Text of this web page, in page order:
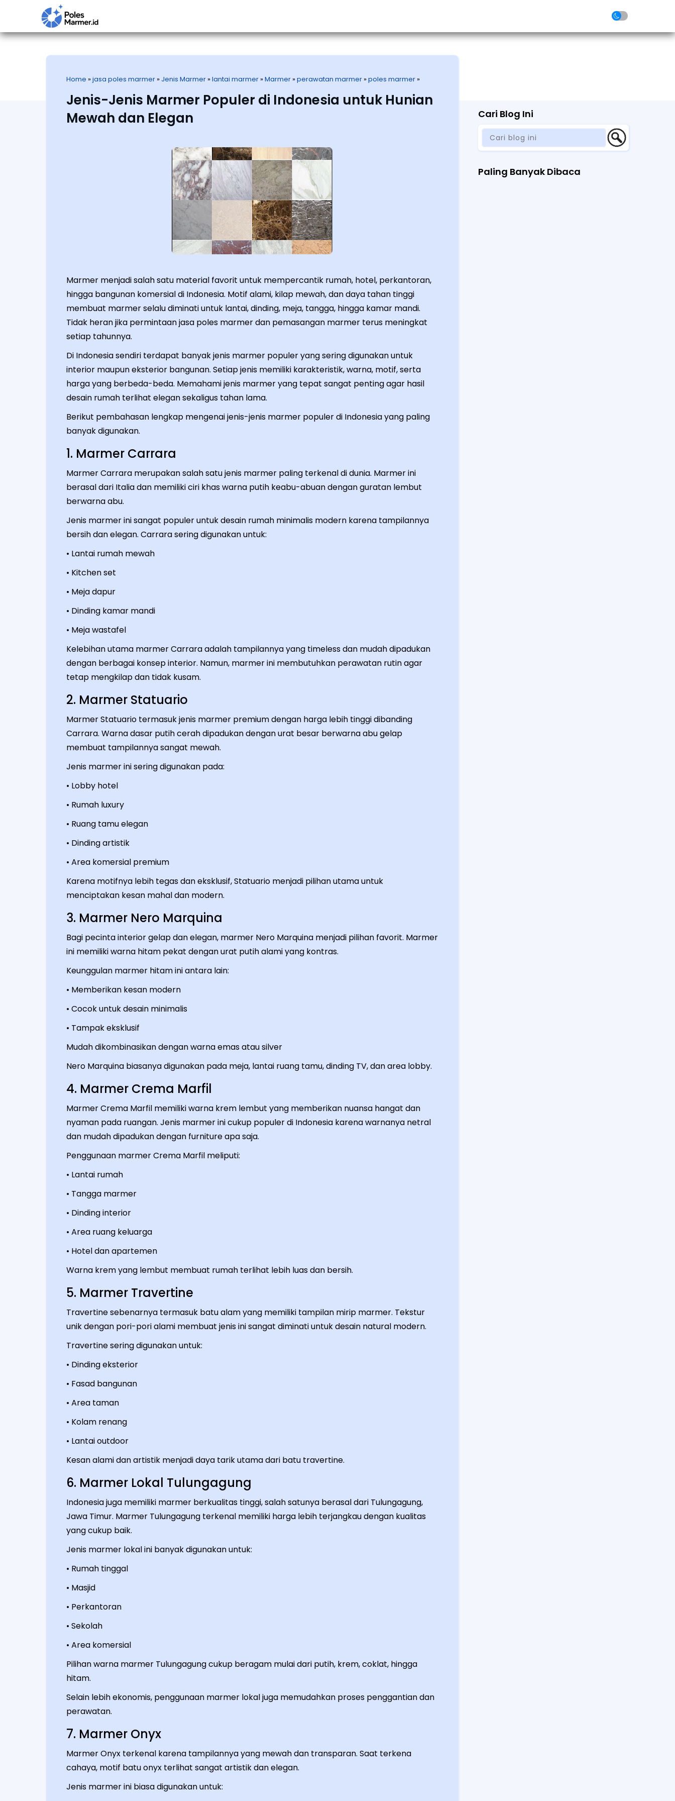
Home »jasa poles marmer » Jenis Marmer »lantai marmer »Marmer »perawatan marmer »poles marmer »
Jenis-Jenis Marmer Populer di Indonesia untuk Hunian
Mewah dan Elegan
Marmer menjadi salah satu material favorit untuk mempercantik rumah, hotel, perkantoran,
hingga bangunan komersial di Indonesia. Motif alami, kilap mewah, dan daya tahan tinggi
membuat marmer selalu diminati untuk lantai, dinding, meja, tangga, hingga kamar mandi.
Tidak heran jika permintaan jasa poles marmer dan pemasangan marmer terus meningkat
setiap tahunnya.
Di Indonesia sendiri terdapat banyak jenis marmer populer yang sering digunakan untuk
interior maupun eksterior bangunan. Setiap jenis memiliki karakteristik, warna, motif, serta
harga yang berbeda-beda. Memahami jenis marmer yang tepat sangat penting agar hasil
desain rumah terlihat elegan sekaligus tahan lama.
Berikut pembahasan lengkap mengenai jenis-jenis marmer populer di Indonesia yang paling
banyak digunakan.
1. Marmer Carrara
Marmer Carrara merupakan salah satu jenis marmer paling terkenal di dunia. Marmer ini
berasal dari Italia dan memiliki ciri khas warna putih keabu-abuan dengan guratan lembut
berwarna abu.
Jenis marmer ini sangat populer untuk desain rumah minimalis modern karena tampilannya
bersih dan elegan. Carrara sering digunakan untuk:
• Lantai rumah mewah
• Kitchen set
• Meja dapur
• Dinding kamar mandi
• Meja wastafel
Kelebihan utama marmer Carrara adalah tampilannya yang timeless dan mudah dipadukan
dengan berbagai konsep interior. Namun, marmer ini membutuhkan perawatan rutin agar
tetap mengkilap dan tidak kusam.
2. Marmer Statuario
Marmer Statuario termasuk jenis marmer premium dengan harga lebih tinggi dibanding
Carrara. Warna dasar putih cerah dipadukan dengan urat besar berwarna abu gelap
membuat tampilannya sangat mewah.
Jenis marmer ini sering digunakan pada:
• Lobby hotel
• Rumah luxury
• Ruang tamu elegan
• Dinding artistik
• Area komersial premium
Karena motifnya lebih tegas dan eksklusif, Statuario menjadi pilihan utama untuk
menciptakan kesan mahal dan modern.
3. Marmer Nero Marquina
Bagi pecinta interior gelap dan elegan, marmer Nero Marquina menjadi pilihan favorit. Marmer
ini memiliki warna hitam pekat dengan urat putih alami yang kontras.
Keunggulan marmer hitam ini antara lain:
• Memberikan kesan modern
• Cocok untuk desain minimalis
• Tampak eksklusif
Mudah dikombinasikan dengan warna emas atau silver
Nero Marquina biasanya digunakan pada meja, lantai ruang tamu, dinding TV, dan area lobby.
4. Marmer Crema Marfil
Marmer Crema Marfil memiliki warna krem lembut yang memberikan nuansa hangat dan
nyaman pada ruangan. Jenis marmer ini cukup populer di Indonesia karena warnanya netral
dan mudah dipadukan dengan furniture apa saja.
Penggunaan marmer Crema Marfil meliputi:
• Lantai rumah
• Tangga marmer
• Dinding interior
• Area ruang keluarga
• Hotel dan apartemen
Warna krem yang lembut membuat rumah terlihat lebih luas dan bersih.
5. Marmer Travertine
Travertine sebenarnya termasuk batu alam yang memiliki tampilan mirip marmer. Tekstur
unik dengan pori-pori alami membuat jenis ini sangat diminati untuk desain natural modern.
Travertine sering digunakan untuk:
• Dinding eksterior
• Fasad bangunan
• Area taman
• Kolam renang
• Lantai outdoor
Kesan alami dan artistik menjadi daya tarik utama dari batu travertine.
6. Marmer Lokal Tulungagung
Indonesia juga memiliki marmer berkualitas tinggi, salah satunya berasal dari Tulungagung,
Jawa Timur. Marmer Tulungagung terkenal memiliki harga lebih terjangkau dengan kualitas
yang cukup baik.
Jenis marmer lokal ini banyak digunakan untuk:
• Rumah tinggal
• Masjid
• Perkantoran
• Sekolah
• Area komersial
Pilihan warna marmer Tulungagung cukup beragam mulai dari putih, krem, coklat, hingga
hitam.
Selain lebih ekonomis, penggunaan marmer lokal juga memudahkan proses penggantian dan
perawatan.
7. Marmer Onyx
Marmer Onyx terkenal karena tampilannya yang mewah dan transparan. Saat terkena
cahaya, motif batu onyx terlihat sangat artistik dan elegan.
Jenis marmer ini biasa digunakan untuk:
Cari Blog Ini
Paling Banyak Dibaca